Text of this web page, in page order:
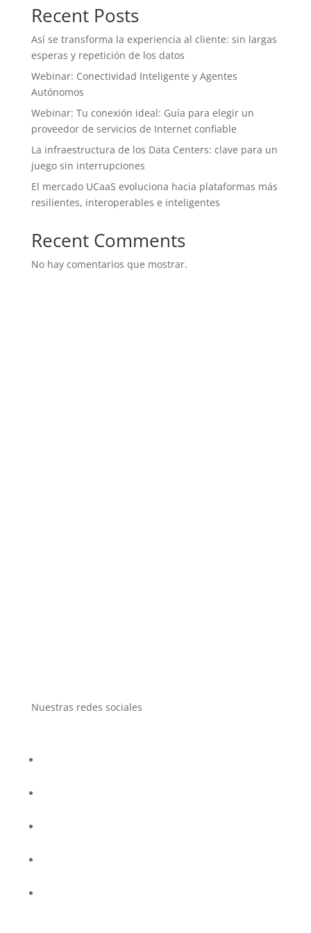
Recent Posts
Así se transforma la experiencia al cliente: sin largas
esperas y repetición de los datos
Webinar: Conectividad Inteligente y Agentes
Autónomos
Webinar: Tu conexión ideal: Guía para elegir un
proveedor de servicios de Internet confiable
La infraestructura de los Data Centers: clave para un
juego sin interrupciones
El mercado UCaaS evoluciona hacia plataformas más
resilientes, interoperables e inteligentes
Recent Comments
No hay comentarios que mostrar.
Nuestras redes sociales